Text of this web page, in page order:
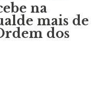
na
mais de
dos